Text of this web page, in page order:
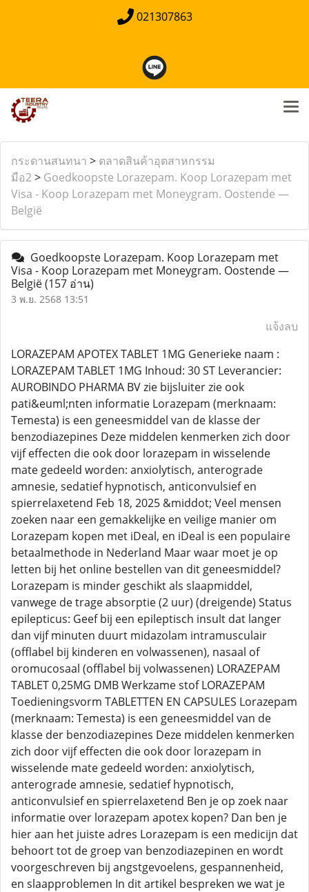
021307863
กระดานสนทนา > ตลาดสินค้าอุตสาหกรรม
มือ2> Goedkoopste Lorazepam. Koop Lorazepam met
Visa - Koop Lorazepam met Moneygram. Oostende —
België
Goedkoopste Lorazepam. Koop Lorazepam met
Visa - Koop Lorazepam met Moneygram. Oostende —
België(157 อ่าน)
3 พ.ย. 2568 13:51
แจ้งลบ
LORAZEPAM APOTEX TABLET 1MG Generieke naam :
LORAZEPAM TABLET 1MG Inhoud: 30 ST Leverancier:
AUROBINDO PHARMA BV zie bijsluiter zie ook
pati&euml;nten informatie Lorazepam (merknaam:
Temesta) is een geneesmiddel van de klasse der
benzodiazepines Deze middelen kenmerken zich door
vijf effecten die ook door lorazepam in wisselende
mate gedeeld worden: anxiolytisch, anterograde
amnesie, sedatief hypnotisch, anticonvulsief en
spierrelaxetend Feb 18, 2025 &middot; Veel mensen
zoeken naar een gemakkelijke en veilige manier om
Lorazepam kopen met iDeal, en iDeal is een populaire
betaalmethode in Nederland Maar waar moet je op
letten bij het online bestellen van dit geneesmiddel?
Lorazepam is minder geschikt als slaapmiddel,
vanwege de trage absorptie (2 uur) (dreigende) Status
epilepticus: Geef bij een epileptisch insult dat langer
dan vijf minuten duurt midazolam intramusculair
(offlabel bij kinderen en volwassenen), nasaal of
oromucosaal (offlabel bij volwassenen) LORAZEPAM
TABLET 0,25MG DMB Werkzame stof LORAZEPAM
Toedieningsvorm TABLETTEN EN CAPSULES Lorazepam
(merknaam: Temesta) is een geneesmiddel van de
klasse der benzodiazepines Deze middelen kenmerken
zich door vijf effecten die ook door lorazepam in
wisselende mate gedeeld worden: anxiolytisch,
anterograde amnesie, sedatief hypnotisch,
anticonvulsief en spierrelaxetend Ben je op zoek naar
informatie over lorazepam apotex kopen? Dan ben je
hier aan het juiste adres Lorazepam is een medicijn dat
behoort tot de groep van benzodiazepinen en wordt
voorgeschreven bij angstgevoelens, gespannenheid,
en slaapproblemen In dit artikel bespreken we wat je